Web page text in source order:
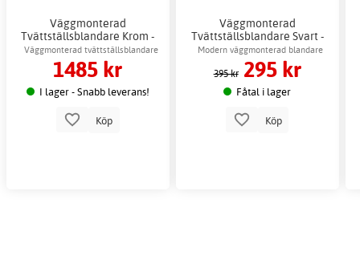
Väggmonterad
Tvättställsblandare Krom -
Tulip
Väggmonterad tvättställsblandare
1485 kr
I lager - Snabb leverans!
Köp
Väggmonterad
Tvättställsblandare Svart -
Oxalis
Modern väggmonterad blandare
395 kr 295 kr
Fåtal i lager
Köp